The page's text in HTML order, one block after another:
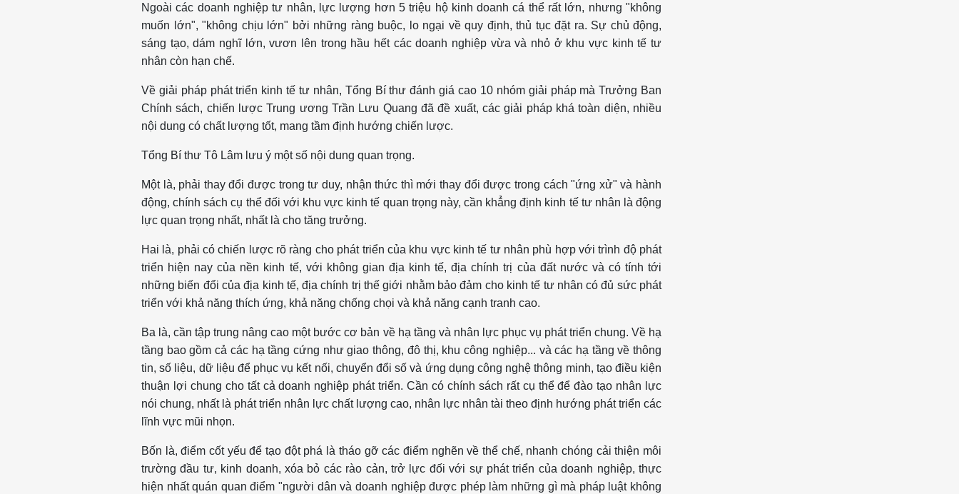
Ngoài các doanh nghiệp tư nhân, lực lượng hơn 5 triệu hộ kinh doanh cá thể rất lớn, nhưng "không
muốn lớn", "không chịu lớn" bởi những ràng buộc, lo ngại về quy định, thủ tục đặt ra. Sự chủ động,
sáng tạo, dám nghĩ lớn, vươn lên trong hầu hết các doanh nghiệp vừa và nhỏ ở khu vực kinh tế tư
nhân còn hạn chế.
Về giải pháp phát triển kinh tế tư nhân, Tổng Bí thư đánh giá cao 10 nhóm giải pháp mà Trưởng Ban
Chính sách, chiến lược Trung ương Trần Lưu Quang đã đề xuất, các giải pháp khá toàn diện, nhiều
nội dung có chất lượng tốt, mang tầm định hướng chiến lược.
Tổng Bí thư Tô Lâm lưu ý một số nội dung quan trọng.
Một là, phải thay đổi được trong tư duy, nhận thức thì mới thay đổi được trong cách "ứng xử" và hành
động, chính sách cụ thể đối với khu vực kinh tế quan trọng này, cần khẳng định kinh tế tư nhân là động
lực quan trọng nhất, nhất là cho tăng trưởng.
Hai là, phải có chiến lược rõ ràng cho phát triển của khu vực kinh tế tư nhân phù hợp với trình độ phát
triển hiện nay của nền kinh tế, với không gian địa kinh tế, địa chính trị của đất nước và có tính tới
những biến đổi của địa kinh tế, địa chính trị thế giới nhằm bảo đảm cho kinh tế tư nhân có đủ sức phát
triển với khả năng thích ứng, khả năng chống chọi và khả năng cạnh tranh cao.
Ba là, cần tập trung nâng cao một bước cơ bản về hạ tầng và nhân lực phục vụ phát triển chung. Về hạ
tầng bao gồm cả các hạ tầng cứng như giao thông, đô thị, khu công nghiệp... và các hạ tầng về thông
tin, số liệu, dữ liệu để phục vụ kết nối, chuyển đổi số và ứng dụng công nghệ thông minh, tạo điều kiện
thuận lợi chung cho tất cả doanh nghiệp phát triển. Cần có chính sách rất cụ thể để đào tạo nhân lực
nói chung, nhất là phát triển nhân lực chất lượng cao, nhân lực nhân tài theo định hướng phát triển các
lĩnh vực mũi nhọn.
Bốn là, điểm cốt yếu để tạo đột phá là tháo gỡ các điểm nghẽn về thể chế, nhanh chóng cải thiện môi
trường đầu tư, kinh doanh, xóa bỏ các rào cản, trở lực đối với sự phát triển của doanh nghiệp, thực
hiện nhất quán quan điểm "người dân và doanh nghiệp được phép làm những gì mà pháp luật không